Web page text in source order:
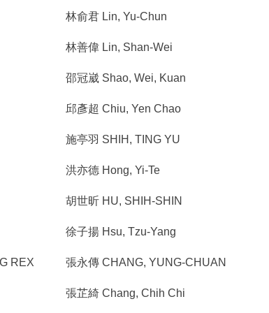
林俞君 Lin, Yu-Chun
林善偉 Lin, Shan-Wei
邵冠崴 Shao, Wei, Kuan
邱彥超 Chiu, Yen Chao
施亭羽 SHIH, TING YU
洪亦德 Hong, Yi-Te
胡世昕 HU, SHIH-SHIN
徐子揚 Hsu, Tzu-Yang
REX 張永傳 CHANG, YUNG-CHUAN
張芷綺 Chang, Chih Chi